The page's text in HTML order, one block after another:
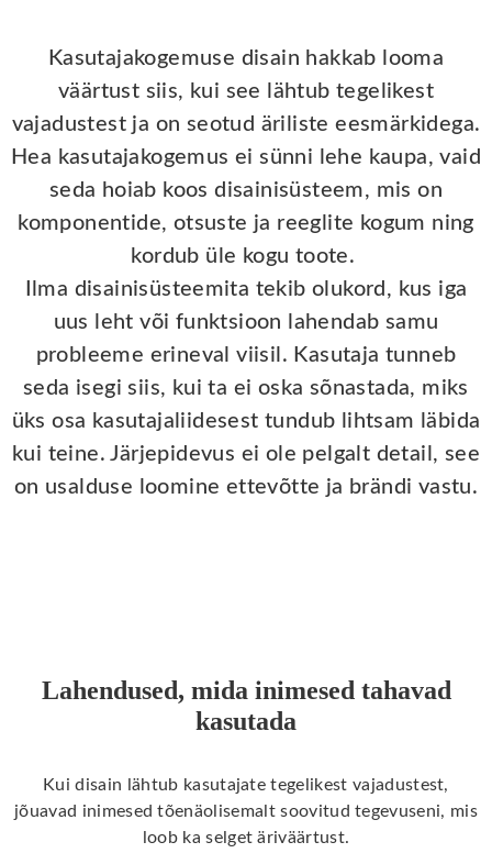
Kasutajakogemuse disain hakkab looma
väärtust siis, kui see lähtub tegelikest
vajadustest ja on seotud äriliste eesmärkidega.
Hea kasutajakogemus ei sünni lehe kaupa, vaid
seda hoiab koos disainisüsteem, mis on
komponentide, otsuste ja reeglite kogum ning
kordub üle kogu toote.
Ilma disainisüsteemita tekib olukord, kus iga
uus leht või funktsioon lahendab samu
probleeme erineval viisil. Kasutaja tunneb
seda isegi siis, kui ta ei oska sõnastada, miks
üks osa kasutajaliidesest tundub lihtsam läbida
kui teine. Järjepidevus ei ole pelgalt detail, see
on usalduse loomine ettevõtte ja brändi vastu.
Lahendused, mida inimesed tahavad
kasutada
Kui disain lähtub kasutajate tegelikest vajadustest,
jõuavad inimesed tõenäolisemalt soovitud tegevuseni, mis
loob ka selget äriväärtust.